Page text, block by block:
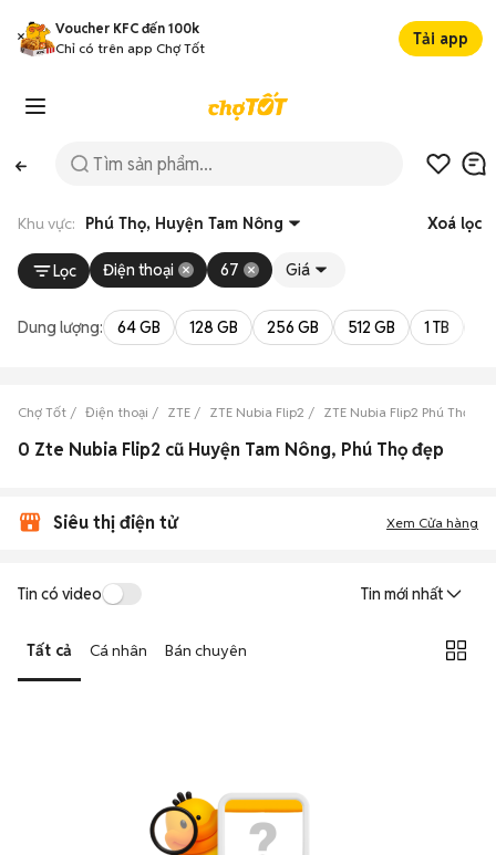
Voucher KFC đến 100k
Chỉ có trên app Chợ Tốt
Tải app
Khu vực: Phú Thọ, Huyện Tam Nông Xoá lọc
Lọc Điện thoại 67 Giá
Dung lượng: 64 GB 128 GB 256 GB 512 GB 1 TB
Chợ Tốt Điện thoại ZTE ZTE Nubia Flip2 ZTE Nubia Flip2 Phú Thọ
0 Zte Nubia Flip2 cũ Huyện Tam Nông, Phú Thọ đẹp
Siêu thị điện tử Xem Cửa hàng
Tin có video Tin mới nhất
Tất cả Cá nhân Bán chuyên